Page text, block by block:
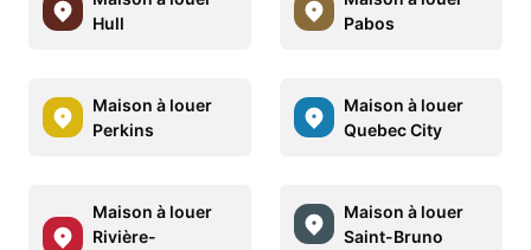
Hull
Pabos
Maison à louer
Perkins
Maison à louer
Quebec City
Maison à louer
Rivière-
Maison à louer
Saint-Bruno